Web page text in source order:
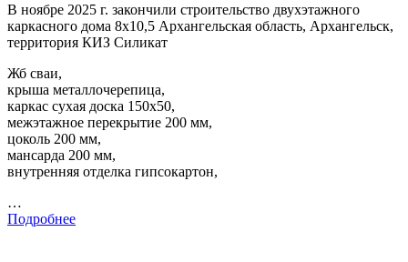
В ноябре 2025 г. закончили строительство двухэтажного
каркасного дома 8х10,5 Архангельская область, Архангельск,
территория КИЗ Силикат
Жб сваи,
крыша металлочерепица,
каркас сухая доска 150х50,
межэтажное перекрытие 200 мм,
цоколь 200 мм,
мансарда 200 мм,
внутренняя отделка гипсокартон,
…
Подробнее